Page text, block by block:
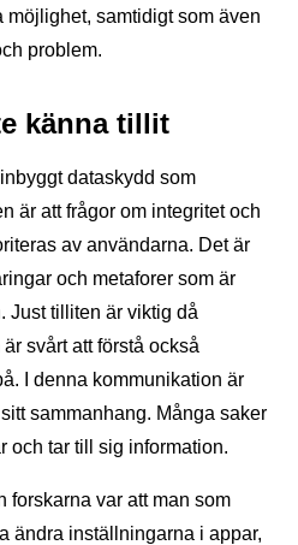
möjlighet, samtidigt som även
problem.
känna tillit
dataskydd som
är att frågor om integritet och
av användarna. Det är
och metaforer som är
Just tilliten är viktig då
svårt att förstå också
I denna kommunikation är
sammanhang. Många saker
och tar till sig information.
forskarna var att man som
ändra inställningarna i appar,